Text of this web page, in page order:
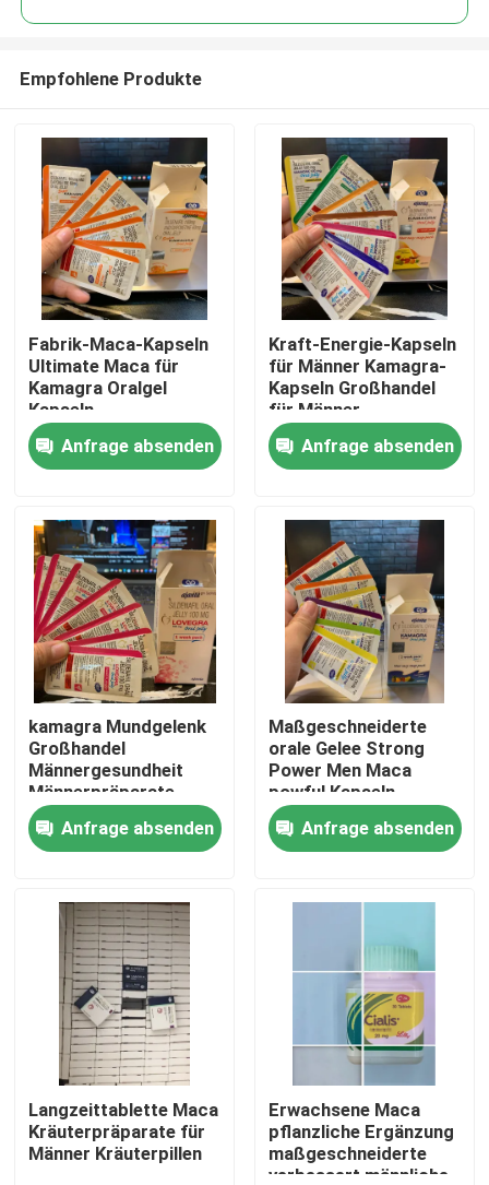
Haus
Produkte
Videos
Über uns
Fabrik-Ausflug
Qualitätskontrolle
Treten Sie mit uns in Verbindung
Fordern Sie ein Zitat
Mann-Kräuterergänzungen
Empfohlene Produkte
Fabrik-Maca-Kapseln
Ultimate Maca für
Kamagra Oralgel
Kapseln
Anfrage absenden
Kraft-Energie-Kapseln
für Männer Kamagra-
Kapseln Großhandel
für Männer
Anfrage absenden
kamagra Mundgelenk
Großhandel
Männergesundheit
Männerpräparate
Austerntablette
Anfrage absenden
Maßgeschneiderte
orale Gelee Strong
Power Men Maca
powful Kapseln
Kamagra
Anfrage absenden
Langzeittablette Maca
Kräuterpräparate für
Männer Kräuterpillen
Erwachsene Maca
pflanzliche Ergänzung
maßgeschneiderte
verbessert männliche